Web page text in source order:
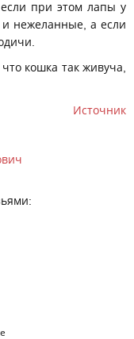
если при этом лапы у
и нежеланные, а если
кошка так живуча,
Источник